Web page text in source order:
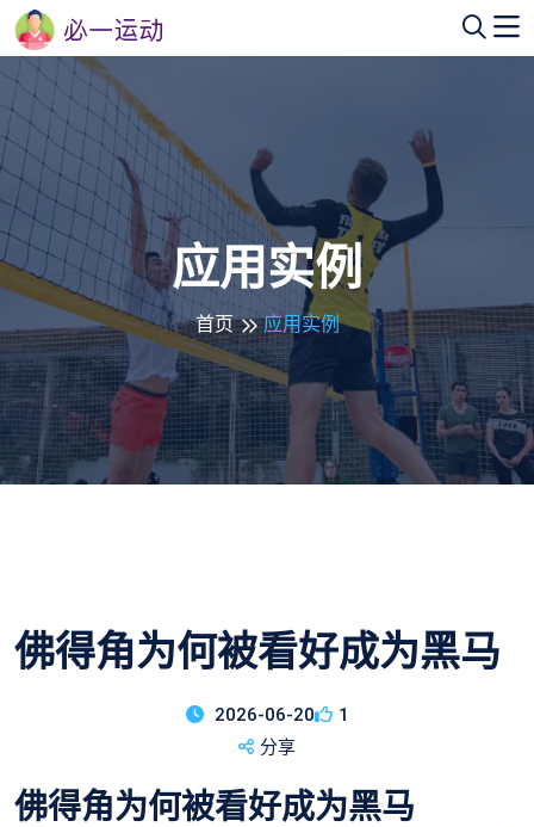
应用实例
首页 应用实例
佛得角为何被看好成为黑马
2026-06-20
1
分享
佛得角为何被看好成为黑马